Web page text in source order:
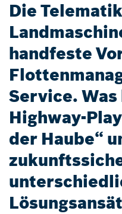
Die
handfeste
Service.
Highway-
der Haube“